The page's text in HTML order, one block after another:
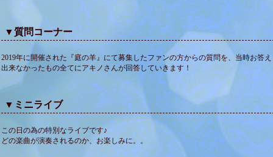
▼質問コーナー
2019年に開催された『庭の羊』にて募集したファンの方からの質問を、当時お答え
出来なかったもの全てにアキノさんが回答していきます！
▼ミニライブ
この日の為の特別なライブです♪
どの楽曲が演奏されるのか、お楽しみに。。